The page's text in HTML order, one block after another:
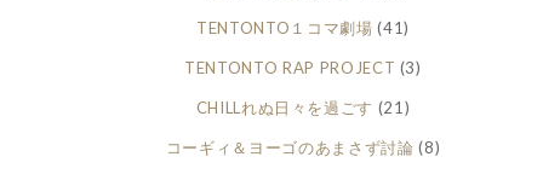
TENTONTO１コマ劇場 (41)
TENTONTO RAP PROJECT (3)
CHILLれぬ日々を過ごす (21)
コーギィ＆ヨーゴのあまさず討論 (8)